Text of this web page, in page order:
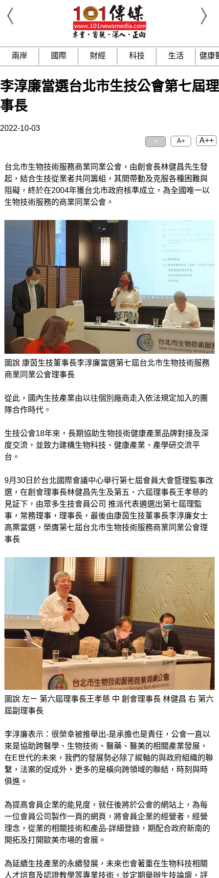
兩岸 國際 財經 科技 生活 健康
李淳廉當選台北市生技公會第七屆理
事長
2022-10-03
A A+ A++
台北市生物技術服務商業同業公會，由創會長林健昌先生發
起，結合生技從業者共同籌組，其間帶動及克服各種困難與
阻礙，終於在2004年獲台北市政府核準成立，為全國唯一以
生物技術服務的商業同業公會。
圖說 康茵生技董事長李淳廉當選第七屆台北市生物技術服務
商業同業公會理事長
從此，國內生技產業由以往個別廠商走入依法規定加入的團
隊合作時代。
生技公會18年來，長期協助生物技術健康產業品牌對接及深
度交流，並致力建構生物科技、健康產業、產學研交流平
台。
9月30日於台北國際會議中心舉行第七屆會員大會暨理監事改
選，在創會理事長林健昌先生及第五、六屆理事長王孝慈的
見証下，由眾多生技會員公司 推派代表遴選出第七屆理監
事，常務理事，理事長，最後由康茵生技董事長李淳廉女士
高票當選，榮膺第七屆台北市生物技術服務商業同業公會理
事長
圖說 左ㄧ 第六屆理事長王孝慈 中 創會理事長 林健昌 右 第六
屆副理事長
李淳廉表示：很榮幸被推舉出-是承擔也是責任，公會一直以
來是協助跨醫學、生物技術、醫藥、醫美的相關產業發展，
在E世代的未來，我們的發展勢必除了縱軸的與政府組織的聯
繫，法案的促成外，更多的是橫向跨領域的聯結，時刻與時
俱進。
為提高會員企業的能見度，就任後將於公會的網站上，為每
一位會員公司製作一頁的網頁，將會員企業的經營者，經營
理念，從業的相關技術和產品-詳細登錄，期配合政府新南的
開拓及打開歐美市場的會展。
為延續生技產業的永續發展，未來也會著重在生物科技相關
人才培育及認證教學等專業技術。並定期舉辦生技論壇，評